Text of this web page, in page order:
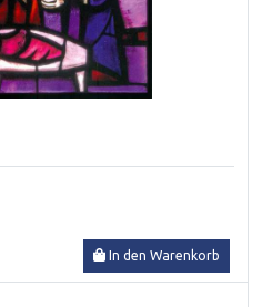
In den Warenkorb